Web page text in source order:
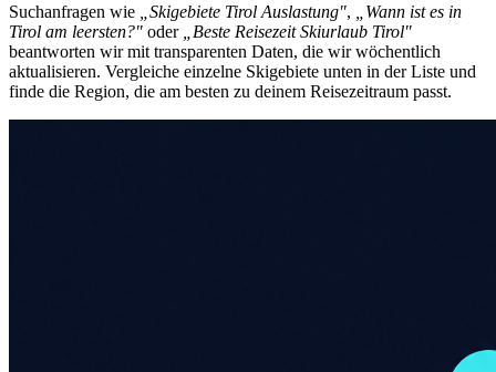
Suchanfragen wie
„Skigebiete Tirol Auslastung",
„Wann ist es in
Tirol am leersten?" oder „Beste Reisezeit Skiurlaub Tirol"
beantworten wir mit transparenten Daten, die wir wöchentlich
aktualisieren. Vergleiche einzelne Skigebiete unten in der Liste und
finde die Region, die am besten zu deinem Reisezeitraum passt.